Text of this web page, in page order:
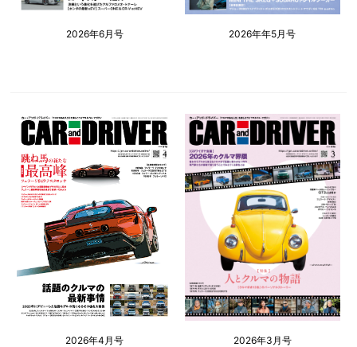
2026年6月号 2026年年5月号
2026年4月号 2026年3月号